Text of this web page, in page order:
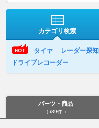
カテゴリ検索
タイヤ レーダー探
ドライブレコーダー
パーツ・商品
（689件 ）